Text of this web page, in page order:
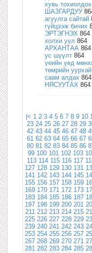
хувь тохиолдох
ШАЗГАРДУУ
агуулга сайтай
гүйцээж бичих
ЭРТЭГНЭХ 864
холхи уул 864
АРХАНТАА 864
ус шүүлт 864
үеийн үед
төмрийн уурхай
саам алдах 864
НЯСУУТАХ 864
|< 1 2 3 4 5 6 7 8 9 10
23 24 25 26 27 28 29
42 43 44 45 46 47 48
61 62 63 64 65 66 67
80 81 82 83 84 85 86
99 100 101 102 103
113 114 115 116 117
127 128 129 130 131
141 142 143 144 145
155 156 157 158 159
169 170 171 172 173
183 184 185 186 187
197 198 199 200 201
211 212 213 214 215
225 226 227 228 229
239 240 241 242 243
253 254 255 256 257
267 268 269 270 271
281 282 283 284 285